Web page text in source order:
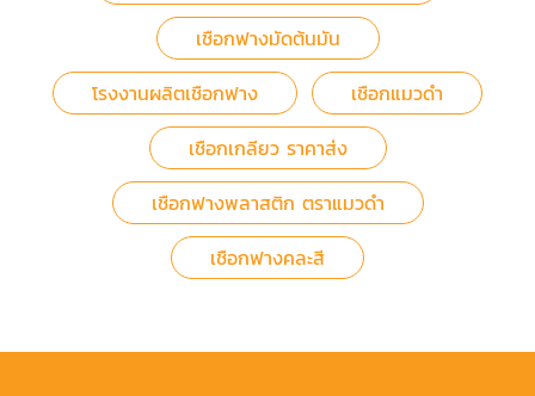
เชือกฟางมัดต้นมัน
โรงงานผลิตเชือกฟาง
เชือกแมวดำ
เชือกเกลียว ราคาส่ง
เชือกฟางพลาสติก ตราแมวดำ
เชือกฟางคละสี